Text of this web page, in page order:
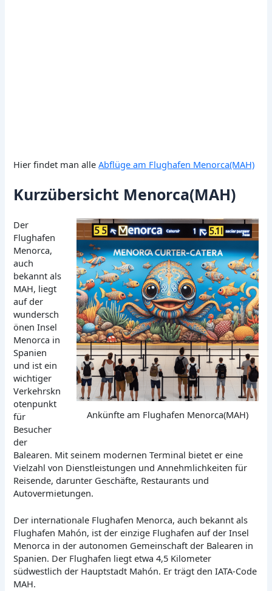
Hier findet man alleAbflüge am Flughafen Menorca(MAH)
Kurzübersicht Menorca(MAH)
Ankünfte am Flughafen Menorca(MAH)
Der
Flughafen
Menorca,
auch
bekannt als
MAH, liegt
auf der
wundersch
önen Insel
Menorca in
Spanien
und ist ein
wichtiger
Verkehrskn
otenpunkt
für
Besucher
der
Balearen. Mit seinem modernen Terminal bietet er eine
Vielzahl von Dienstleistungen und Annehmlichkeiten für
Reisende, darunter Geschäfte, Restaurants und
Autovermietungen.
Der internationale Flughafen Menorca, auch bekannt als
Flughafen Mahón, ist der einzige Flughafen auf der Insel
Menorca in der autonomen Gemeinschaft der Balearen in
Spanien. Der Flughafen liegt etwa 4,5 Kilometer
südwestlich der Hauptstadt Mahón. Er trägt den IATA-Code
MAH.